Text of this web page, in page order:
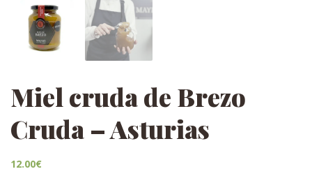
Miel cruda de Brezo
Cruda – Asturias
12.00€